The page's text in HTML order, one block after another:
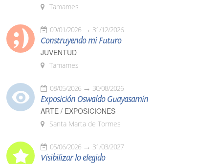
Tamames
09/01/2026 31/12/2026
Construyendo mi Futuro
JUVENTUD
Tamames
08/05/2026 30/08/2026
Exposición Oswaldo Guayasamín
ARTE / EXPOSICIONES
Santa Marta de Tormes
05/06/2026 31/03/2027
Visibilizar lo elegido